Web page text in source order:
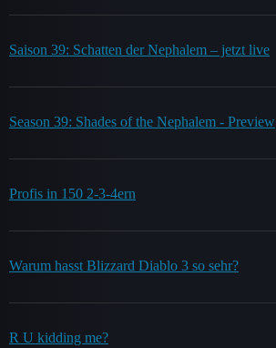
Saison 39: Schatten der Nephalem – jetzt live
Season 39: Shades of the Nephalem - Preview
Profis in 150 2-3-4ern
Warum hasst Blizzard Diablo 3 so sehr?
R U kidding me?